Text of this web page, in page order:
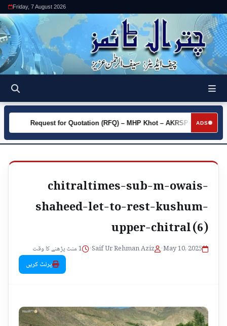
Friday, 7 August 2026
ADS
►
Request for Quotation (RFQ) – MHP Khot – AKRSP
chitraltimes-sub-m-owais-
shaheed-let-to-rest-kushum-
upper-chitral (6)
May 10, 2025
•
Saif Ur Rehman Aziz
•
1 منٹ پڑھنے کا وقت
پرنٹ کریں